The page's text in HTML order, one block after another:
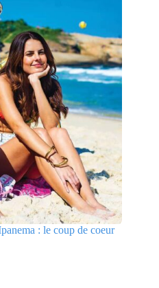
: le coup de coeur